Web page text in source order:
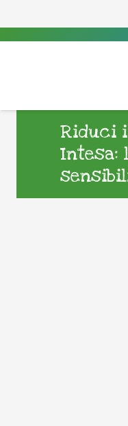
Riduci
Intesa: